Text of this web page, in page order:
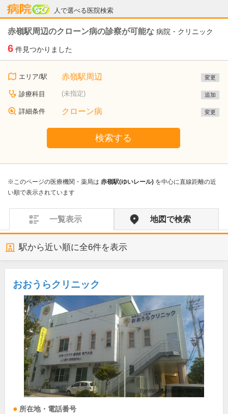
人で選べる医院検索
病院なび
赤嶺駅周辺のクローン病の診察が可能な 病院・クリニック
6 件見つかりました
エリア/駅 赤嶺駅周辺 変更
診療科目 (未指定) 追加
詳細条件 クローン病 変更
検索する
※このページの医療機関・薬局は 赤嶺駅(ゆいレール) を中心に直線距離の近
い順で表示されています
一覧表示 地図で検索
駅から近い順に全6件を表示
おおうらクリニック
所在地・電話番号